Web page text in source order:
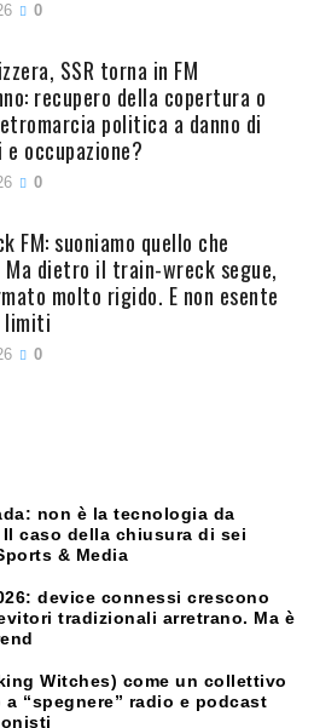
0
SSR torna in FM
recupero della copertura o
politica a danno di
occupazione?
0
FM: suoniamo quello che
Ma dietro il train-wreck segue,
molto rigido. E non esente
limiti
0
non è la tecnologia da
caso della chiusura di sei
& Media
device connessi crescono
tradizionali arretrano. Ma è
Witches) come un collettivo
“spegnere” radio e podcast